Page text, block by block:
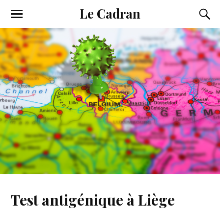
Le Cadran
Test antigénique à Liège